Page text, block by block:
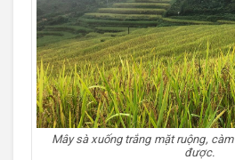
Mây sà xuống trắng mặt ruộng,
được.